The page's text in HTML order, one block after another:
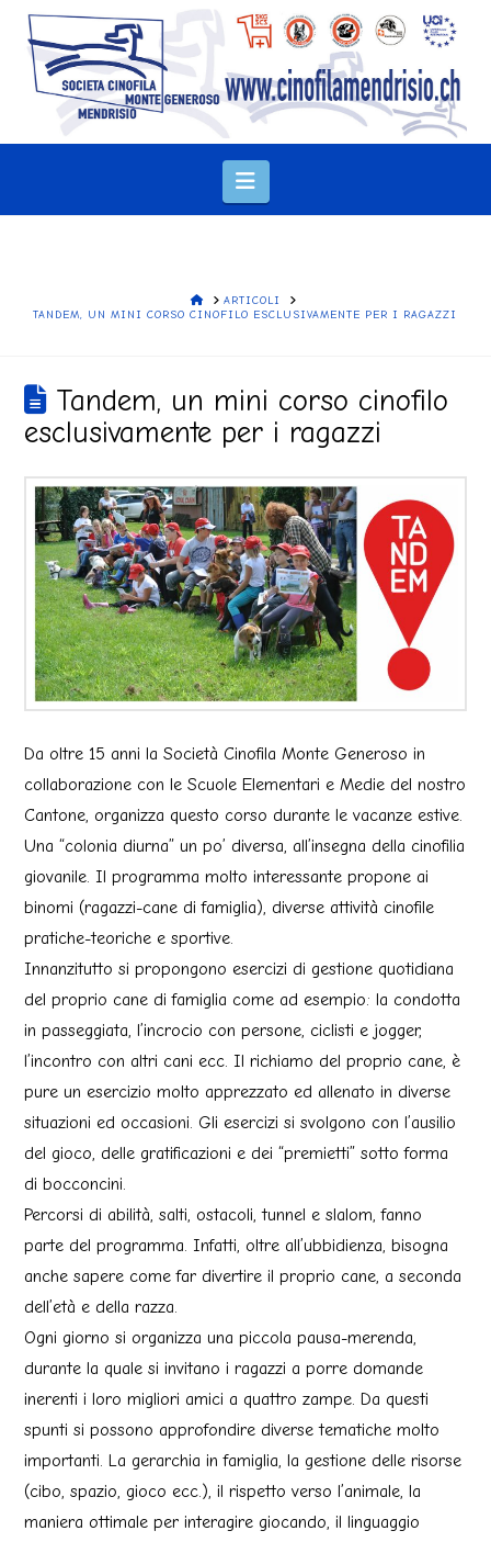
Navigation
HOMEARTICOLI
TANDEM, UN MINI CORSO CINOFILO ESCLUSIVAMENTE PER I RAGAZZI
Tandem, un mini corso cinofilo
esclusivamente per i ragazzi
Da oltre 15 anni la Società Cinofila Monte Generoso in
collaborazione con le Scuole Elementari e Medie del nostro
Cantone, organizza questo corso durante le vacanze estive.
Una “colonia diurna” un po’ diversa, all’insegna della cinofilia
giovanile. Il programma molto interessante propone ai
binomi (ragazzi-cane di famiglia), diverse attività cinofile
pratiche-teoriche e sportive.
Innanzitutto si propongono esercizi di gestione quotidiana
del proprio cane di famiglia come ad esempio: la condotta
in passeggiata, l’incrocio con persone, ciclisti e jogger,
l’incontro con altri cani ecc. Il richiamo del proprio cane, è
pure un esercizio molto apprezzato ed allenato in diverse
situazioni ed occasioni. Gli esercizi si svolgono con l’ausilio
del gioco, delle gratificazioni e dei “premietti” sotto forma
di bocconcini.
Percorsi di abilità, salti, ostacoli, tunnel e slalom, fanno
parte del programma. Infatti, oltre all’ubbidienza, bisogna
anche sapere come far divertire il proprio cane, a seconda
dell’età e della razza.
Ogni giorno si organizza una piccola pausa-merenda,
durante la quale si invitano i ragazzi a porre domande
inerenti i loro migliori amici a quattro zampe. Da questi
spunti si possono approfondire diverse tematiche molto
importanti. La gerarchia in famiglia, la gestione delle risorse
(cibo, spazio, gioco ecc.), il rispetto verso l’animale, la
maniera ottimale per interagire giocando, il linguaggio